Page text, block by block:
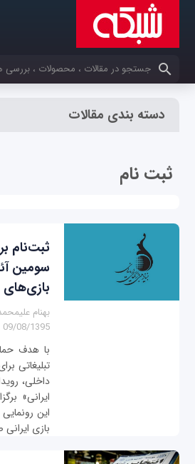
کلمات کلیدی خود را وارد کنید
دسته بندی مقالات
ثبت نام
ثبت‌نام
سومین
بازی‌‌های
بهنام
09/08/1395 - 23:03
با هدف
تبلیغاتی
داخلی،
ایرانی»
این
بازی